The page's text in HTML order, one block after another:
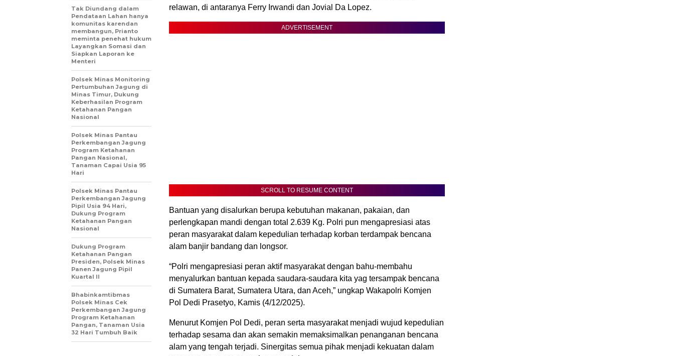
relawan, di antaranya Ferry Irwandi dan Jovial Da Lopez.
ADVERTISEMENT
SCROLL TO RESUME CONTENT
Bantuan yang disalurkan berupa kebutuhan makanan, pakaian, dan
perlengkapan mandi dengan total 2.639 Kg. Polri pun mengapresiasi atas
peran masyarakat dalam kepedulian terhadap korban terdampak bencana
alam banjir bandang dan longsor.
“Polri mengapresiasi peran aktif masyarakat dengan bahu-membahu
menyalurkan bantuan kepada saudara-saudara kita yag tersampak bencana
di Sumatera Barat, Sumatera Utara, dan Aceh,” ungkap Wakapolri Komjen
Pol Dedi Prasetyo, Kamis (4/12/2025).
Menurut Komjen Pol Dedi, peran serta masyarakat menjadi wujud kepedulian
terhadap sesama dan akan semakin memaksimalkan penanganan bencana
alam yang tengah terjadi. Sinergitas semua pihak menjadi kekuatan dalam
Tak Diundang dalam
Pendataan Lahan hanya
komunitas karendan
membangun, Prianto
meminta penehat hukum
Layangkan Somasi dan
Siapkan Laporan ke
Menteri
Polsek Minas Monitoring
Pertumbuhan Jagung di
Minas Timur, Dukung
Keberhasilan Program
Ketahanan Pangan
Nasional
Polsek Minas Pantau
Perkembangan Jagung
Program Ketahanan
Pangan Nasional,
Tanaman Capai Usia 95
Hari
Polsek Minas Pantau
Perkembangan Jagung
Pipil Usia 94 Hari,
Dukung Program
Ketahanan Pangan
Nasional
Dukung Program
Ketahanan Pangan
Presiden, Polsek Minas
Panen Jagung Pipil
Kuartal II
Bhabinkamtibmas
Polsek Minas Cek
Perkembangan Jagung
Program Ketahanan
Pangan, Tanaman Usia
32 Hari Tumbuh Baik